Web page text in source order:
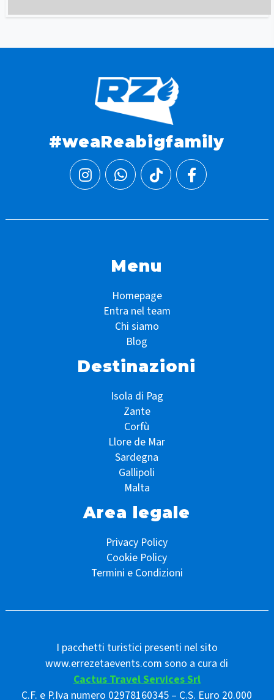
#weaReabigfamily
Menu
Homepage
Entra nel team
Chi siamo
Blog
Destinazioni
Isola di Pag
Zante
Corfù
Llore de Mar
Sardegna
Gallipoli
Malta
Area legale
Privacy Policy
Cookie Policy
Termini e Condizioni
I pacchetti turistici presenti nel sito
www.errezetaevents.com sono a cura di
Cactus Travel Services Srl
C.F. e P.Iva numero 02978160345 – C.S. Euro 20.000